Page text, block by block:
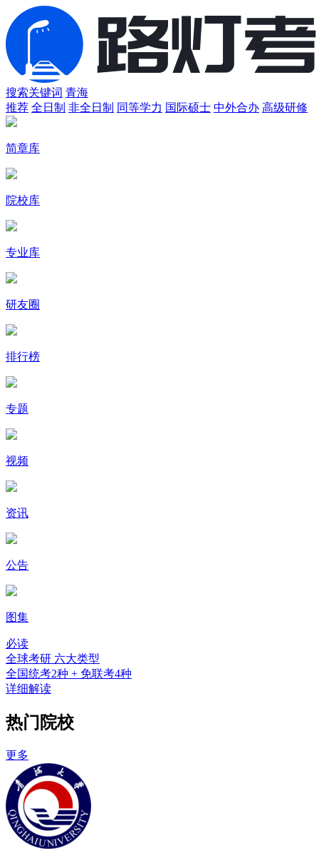
搜索关键词 青海
推荐 全日制 非全日制 同等学力 国际硕士 中外合办 高级研修
简章库
院校库
专业库
研友圈
排行榜
专题
视频
资讯
公告
图集
必读
全球考研 六大类型
全国统考2种 + 免联考4种
详细解读
热门院校
更多